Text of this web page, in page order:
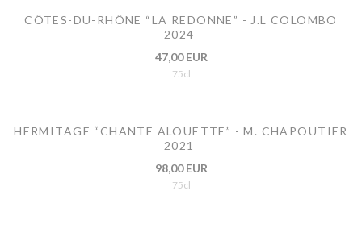
CÔTES-DU-RHÔNE “LA REDONNE” - J.L COLOMBO
2024
47,00 EUR
75cl
HERMITAGE “CHANTE ALOUETTE” - M. CHAPOUTIER
2021
98,00 EUR
75cl